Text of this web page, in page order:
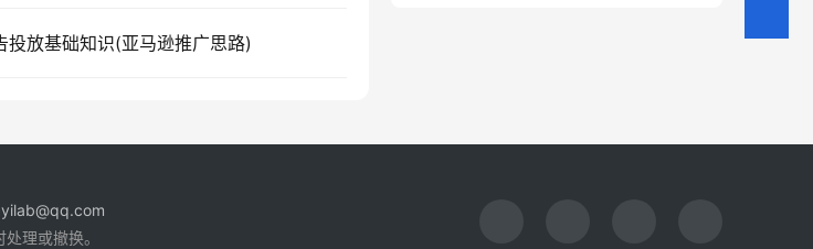
投放基础知识(亚马逊推广思路)
理或撤换。